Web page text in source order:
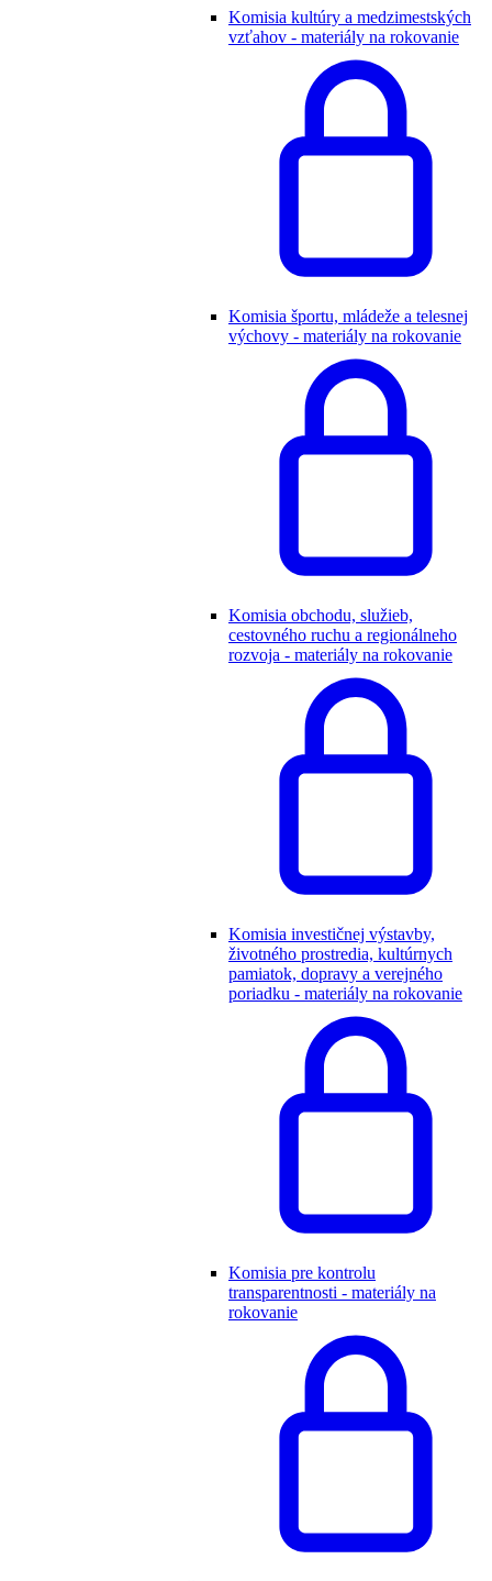
Komisia kultúry a medzimestských
vzťahov - materiály na rokovanie
Komisia športu, mládeže a telesnej
výchovy - materiály na rokovanie
Komisia obchodu, služieb,
cestovného ruchu a regionálneho
rozvoja - materiály na rokovanie
Komisia investičnej výstavby,
životného prostredia, kultúrnych
pamiatok, dopravy a verejného
poriadku - materiály na rokovanie
Komisia pre kontrolu
transparentnosti - materiály na
rokovanie